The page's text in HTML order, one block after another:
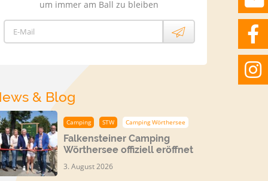
um immer am Ball zu bleiben
E-Mail
& Blog
Camping STW Camping Wörthersee
Falkensteiner Camping
Wörthersee offiziell eröffnet
3. August 2026